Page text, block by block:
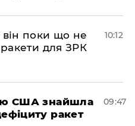
поки що не
ракети для ЗРК
10:12
США знайшла
ракет
09:47